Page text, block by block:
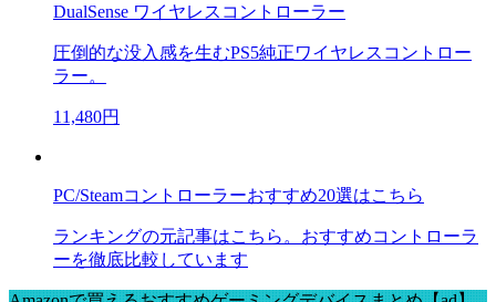
DualSense ワイヤレスコントローラー
圧倒的な没入感を生むPS5純正ワイヤレスコントロー
ラー。
11,480円
PC/Steamコントローラーおすすめ20選はこちら
ランキングの元記事はこちら。おすすめコントローラ
ーを徹底比較しています